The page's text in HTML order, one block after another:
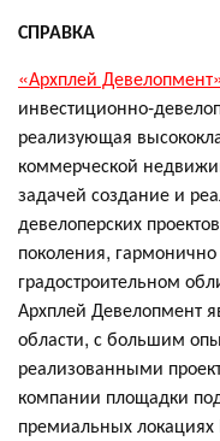
СПРАВКА
«Архплей
инвестиционно-
реализующая
коммерческой
задачей создание и
девелоперских
поколения,
градостроительном
Архплей Девелопмент
области, с большим
реализованными
компании площадки
премиальных